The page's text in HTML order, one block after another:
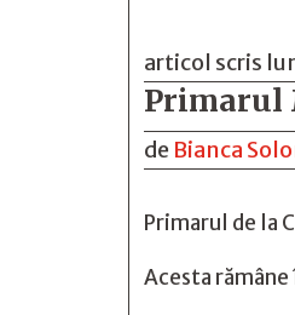
articol scris
Primarul
de Bianca
Primarul de la
Acesta